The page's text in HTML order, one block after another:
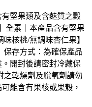
有堅果類及含麩質之穀
全素｜本產品含有堅果
核桃/無調味杏仁果】
保存方式：為確保產品
開封後請密封冷藏保
之乾燥劑及脫氧劑請勿
能含有果核或果殼，